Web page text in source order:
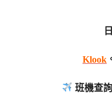
Klook
班機查